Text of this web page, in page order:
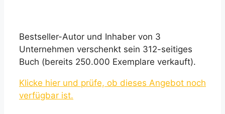
Bestseller-Autor und Inhaber von 3
Unternehmen verschenkt sein 312-seitiges
Buch (bereits 250.000 Exemplare verkauft).
Klicke hier und prüfe, ob dieses Angebot noch
verfügbar ist.